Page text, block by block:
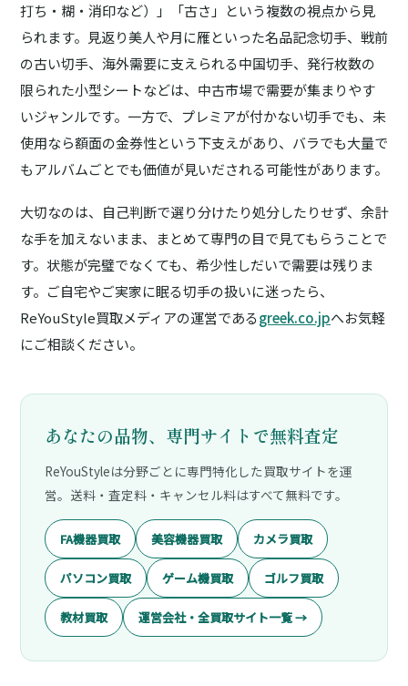
打ち・糊・消印など）」「古さ」という複数の視点から見
られます。見返り美人や月に雁といった名品記念切手、戦前
の古い切手、海外需要に支えられる中国切手、発行枚数の
限られた小型シートなどは、中古市場で需要が集まりやす
いジャンルです。一方で、プレミアが付かない切手でも、未
使用なら額面の金券性という下支えがあり、バラでも大量で
もアルバムごとでも価値が見いだされる可能性があります。
大切なのは、自己判断で選り分けたり処分したりせず、余計
な手を加えないまま、まとめて専門の目で見てもらうことで
す。状態が完璧でなくても、希少性しだいで需要は残りま
す。ご自宅やご実家に眠る切手の扱いに迷ったら、
ReYouStyle買取メディアの運営であるgreek.co.jpへお気軽
にご相談ください。
あなたの品物、専門サイトで無料査定
ReYouStyleは分野ごとに専門特化した買取サイトを運
営。送料・査定料・キャンセル料はすべて無料です。
FA機器買取 美容機器買取 カメラ買取
パソコン買取 ゲーム機買取 ゴルフ買取
教材買取 運営会社・全買取サイト一覧 →